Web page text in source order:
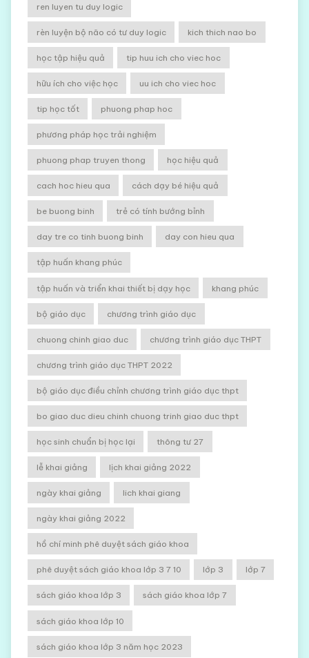
ren luyen tu duy logic
rèn luyện bộ não có tư duy logic kich thich nao bo
học tập hiệu quả tip huu ich cho viec hoc
hữu ích cho việc học uu ich cho viec hoc
tip học tốt phuong phap hoc
phương pháp học trải nghiệm
phuong phap truyen thong học hiệu quả
cach hoc hieu qua cách dạy bé hiệu quả
be buong binh trẻ có tính bướng bỉnh
day tre co tinh buong binh day con hieu qua
tập huấn khang phúc
tập huấn và triển khai thiết bị dạy học khang phúc
bộ giáo dục chương trình giáo dục
chuong chinh giao duc chương trình giáo dục THPT
chương trình giáo dục THPT 2022
bộ giáo dục điều chỉnh chương trình giáo dục thpt
bo giao duc dieu chinh chuong trinh giao duc thpt
học sinh chuẩn bị học lại thông tư 27
lễ khai giảng lịch khai giảng 2022
ngày khai giảng lich khai giang
ngày khai giảng 2022
hồ chí minh phê duyệt sách giáo khoa
phê duyệt sách giáo khoa lớp 3 7 10 lớp 3 lớp 7
sách giáo khoa lớp 3 sách giáo khoa lớp 7
sách giáo khoa lớp 10
sách giáo khoa lớp 3 năm học 2023